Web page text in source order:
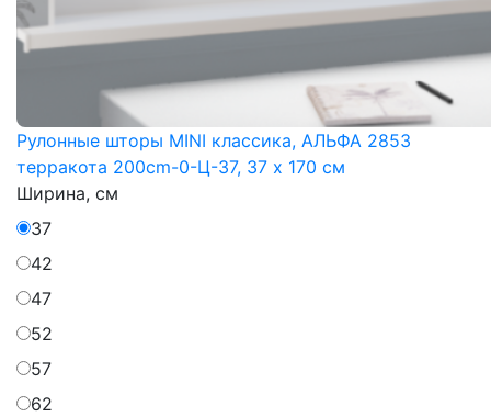
Рулонные шторы MINI классика, АЛЬФА 2853
терракота 200cm-0-Ц-37, 37 x 170 см
Ширина, см
37
42
47
52
57
62